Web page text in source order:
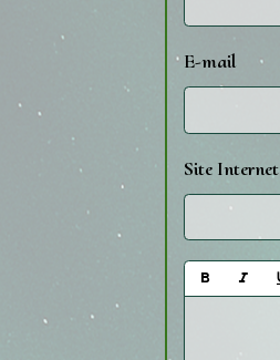
E-mail
Site Internet